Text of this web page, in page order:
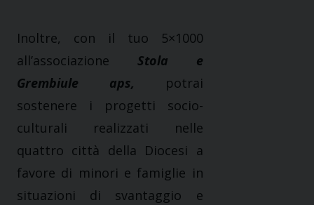
Inoltre, con il tuo 5×1000
all’associazione Stola e
Grembiule
aps, potrai
sostenere i progetti socio-
culturali realizzati nelle
quattro città della Diocesi a
favore di minori e famiglie in
situazioni di svantaggio e